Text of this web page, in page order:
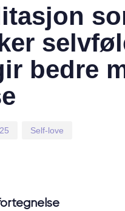
bedre
Self-love